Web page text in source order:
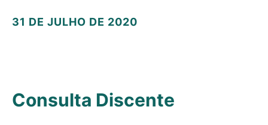
31 DE JULHO DE 2020
Consulta Discente